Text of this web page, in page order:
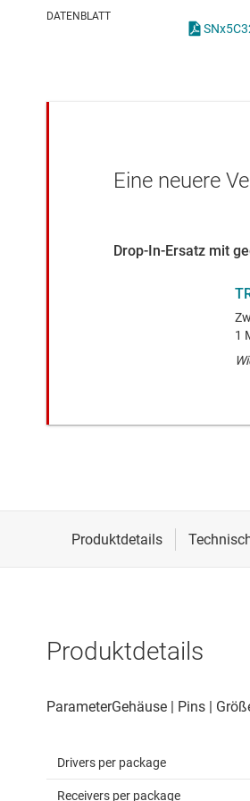
DATENBLATT
Eine neuere
Drop-In-Ersatz mit
1
Produktdetails
Drivers per package
Receivers per package